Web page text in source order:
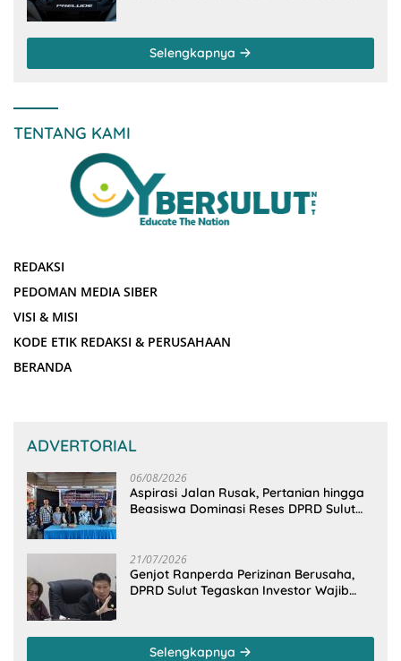
Selengkapnya
TENTANG KAMI
REDAKSI
PEDOMAN MEDIA SIBER
VISI & MISI
KODE ETIK REDAKSI & PERUSAHAAN
BERANDA
ADVERTORIAL
06/08/2026
Aspirasi Jalan Rusak, Pertanian hingga
Beasiswa Dominasi Reses DPRD Sulut
21/07/2026
Genjot Ranperda Perizinan Berusaha,
DPRD Sulut Tegaskan Investor Wajib
Selengkapnya